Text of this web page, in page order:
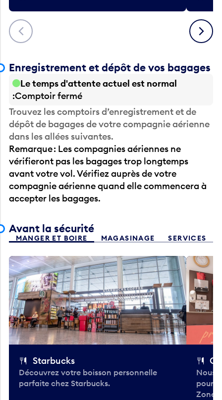
Précédent Suivant
Le temps d'attente actuel est normal
Comptoir fermé
Trouvez les comptoirs d’enregistrement et de
dépôt de bagages de votre compagnie aérienne
dans les allées suivantes.
Remarque : Les compagnies aériennes ne
vérifieront pas les bagages trop longtemps
avant votre vol. Vérifiez auprès de votre
compagnie aérienne quand elle commencera à
accepter les bagages.
MANGER ET BOIRE
Découvrez votre boisson personnelle
parfaite chez Starbucks.
Nous
pour
Zone.
T1 —